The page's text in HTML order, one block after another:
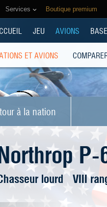
Services Boutique premium
JEU AVIONS
ET AVIONS
à la nation
lourd VIII